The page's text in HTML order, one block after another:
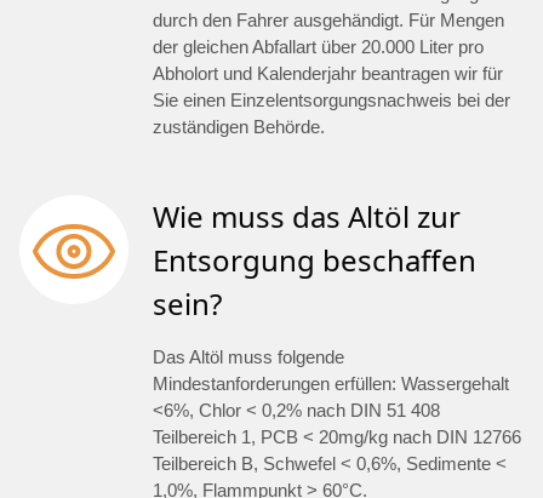
durch den Fahrer ausgehändigt. Für Mengen
der gleichen Abfallart über 20.000 Liter pro
Abholort und Kalenderjahr beantragen wir für
Sie einen Einzelentsorgungsnachweis bei der
zuständigen Behörde.
Wie muss das Altöl zur
Entsorgung beschaffen
sein?
Das Altöl muss folgende
Mindestanforderungen erfüllen: Wassergehalt
<6%, Chlor < 0,2% nach DIN 51 408
Teilbereich 1, PCB < 20mg/kg nach DIN 12766
Teilbereich B, Schwefel < 0,6%, Sedimente <
1,0%, Flammpunkt > 60°C.